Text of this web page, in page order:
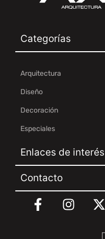
Categorías
Arquitectura
Diseño
Decoración
Especiales
Enlaces de interés
Contacto